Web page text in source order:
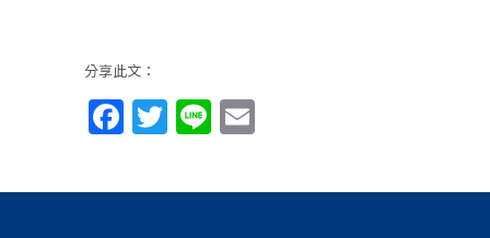
分享此文：
Facebook
Twitter
LineEmail